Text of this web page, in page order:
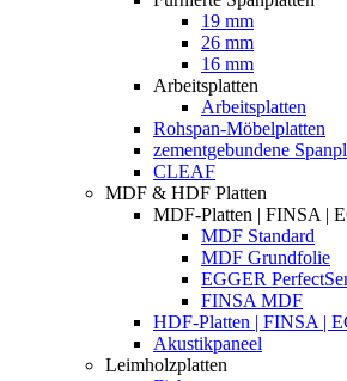
19 mm
26 mm
16 mm
Arbeitsplatten
Arbeitsplatten
Rohspan-Möbelplatten
zementgebundene
CLEAF
MDF & HDF Platten
MDF-Platten | FINSA |
MDF Standard
MDF Grundfolie
EGGER
FINSA MDF
HDF-Platten | FINSA |
Akustikpaneel
Leimholzplatten